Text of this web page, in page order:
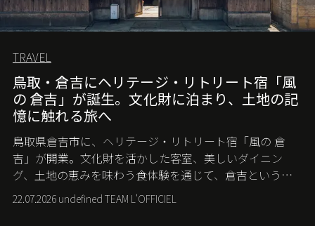
TRAVEL
鳥取・倉吉にヘリテージ・リトリート宿「風
の 倉吉」が誕生。文化財に泊まり、土地の記
憶に触れる旅へ
鳥取県倉吉市に、ヘリテージ・リトリート宿「風の 倉
吉」が開業。文化財を活かした客室、美しいダイニン
グ、土地の恵みを味わう食体験を通じて、倉吉というま
ちに深く滞在する旅を提案する。
22.07.2026 undefined TEAM L'OFFICIEL